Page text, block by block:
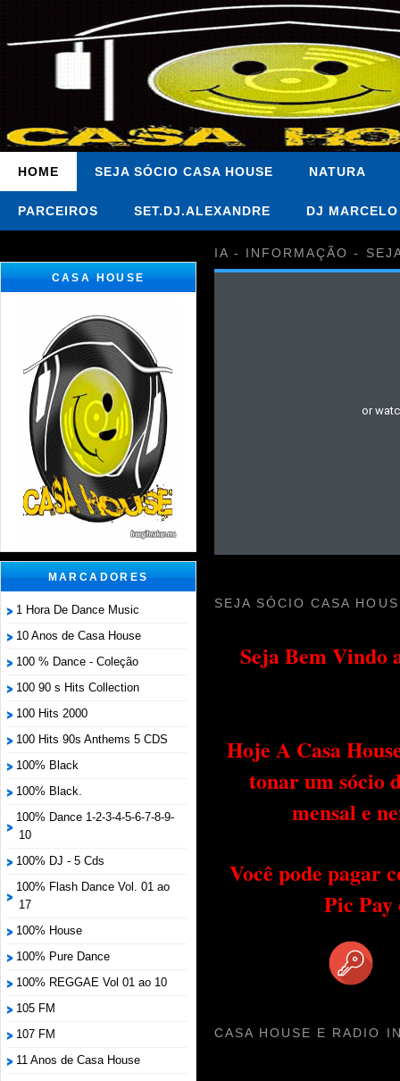
HOME SEJA SÓCIO CASA HOUSE NATURA
PARCEIROS SET.DJ.ALEXANDRE DJ
CASA HOUSE
MARCADORES
1 Hora De Dance Music
10 Anos de Casa House
100 % Dance - Coleção
100 90 s Hits Collection
100 Hits 2000
100 Hits 90s Anthems 5 CDS
100% Black
100% Black.
100% Dance 1-2-3-4-5-6-7-8-9-
10
100% DJ - 5 Cds
100% Flash Dance Vol. 01 ao
17
100% House
100% Pure Dance
100% REGGAE Vol 01 ao 10
105 FM
107 FM
11 Anos de Casa House
IA - INFORMAÇÃO -
SEJA SÓCIO CASA
Seja Bem Vindo
Hoje A Casa
tonar um sócio
mensal e
Você pode pagar
Pic
CASA HOUSE E RADIO